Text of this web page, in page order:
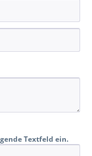
Textfeld ein.